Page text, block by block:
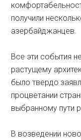
получили
азербайджанцев.
Все эти события
растущему
было твердо
процветании
выбранному пути
В возведении